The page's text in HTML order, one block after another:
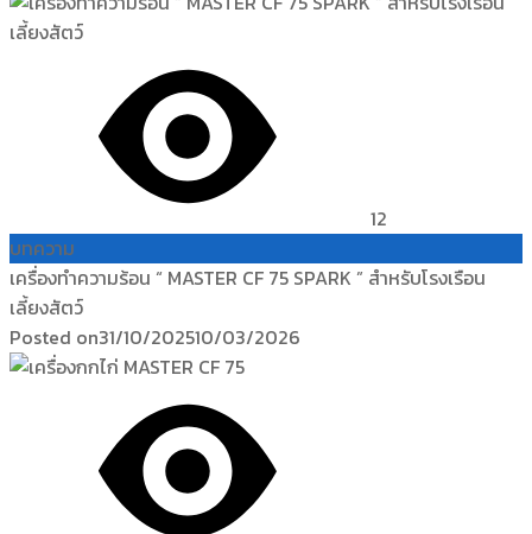
12
บทความ
เครื่องทำความร้อน “ MASTER CF 75 SPARK ” สำหรับโรงเรือน
เลี้ยงสัตว์
Posted on31/10/202510/03/2026